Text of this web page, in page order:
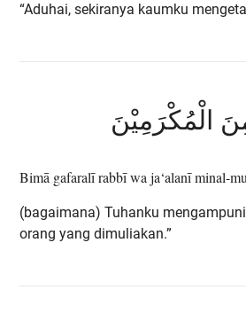
“Aduhai, sekiranya kaumku
الْمُكْرَمِيْنَ
Bimā gafaralī rabbī wa ja‘alanī minal-
(bagaimana) Tuhanku
orang yang dimuliakan.”